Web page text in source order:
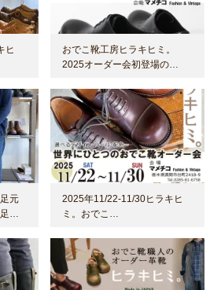
ヒ
おでこ靴工房ヒラキヒミ。
2025オーダー会初登場の…
元
…
2025年11/22-11/30ヒラキヒ
ミ。おでこ…